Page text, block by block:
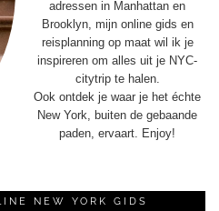
adressen in Manhattan en
Brooklyn, mijn online gids en
reisplanning op maat wil ik je
inspireren om alles uit je NYC-
citytrip te halen.
Ook ontdek je waar je het échte
New York, buiten de gebaande
paden, ervaart. Enjoy!
NEW YORK GIDS